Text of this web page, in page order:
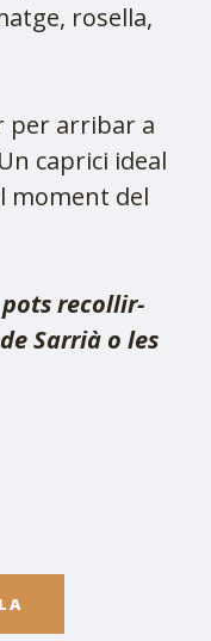
rosella,
per arribar a
caprici ideal
moment del
pots recollir-
Sarrià o les